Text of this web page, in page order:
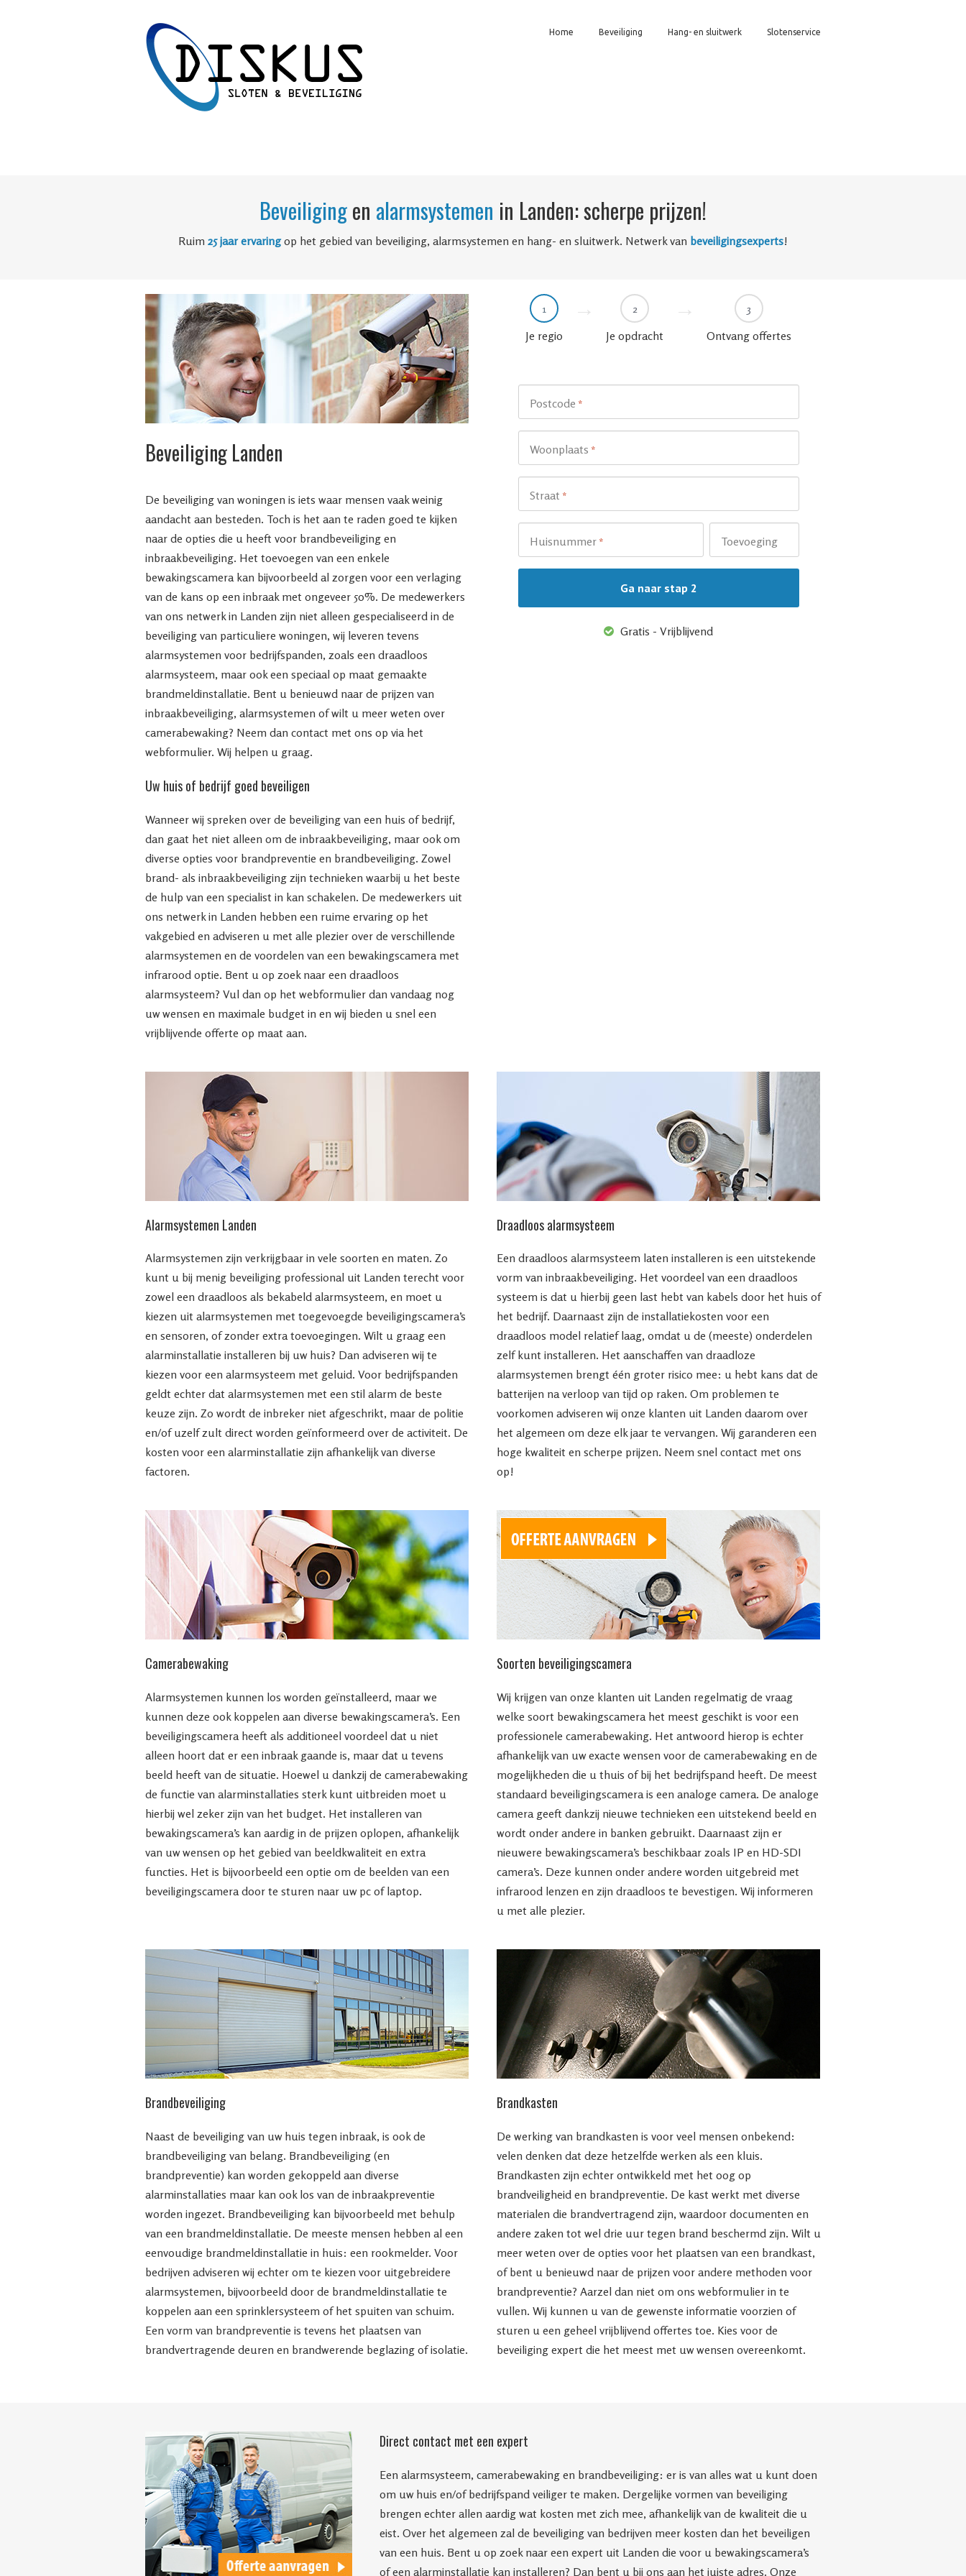
Home Beveiliging Hang- en sluitwerk Slotenservice
Beveiligingen alarmsystemen in Landen: scherpe prijzen!
Ruim 25 jaar ervaringop het gebied van beveiliging, alarmsystemen en hang- en sluitwerk. Netwerk van beveiligingsexperts!
Beveiliging Landen
De beveiliging van woningen is iets waar mensen vaak weinig
aandacht aan besteden. Toch is het aan te raden goed te kijken
naar de opties die u heeft voor brandbeveiliging en
inbraakbeveiliging. Het toevoegen van een enkele
bewakingscamera kan bijvoorbeeld al zorgen voor een verlaging
van de kans op een inbraak met ongeveer 50%. De medewerkers
van ons netwerk in Landen zijn niet alleen gespecialiseerd in de
beveiliging van particuliere woningen, wij leveren tevens
alarmsystemen voor bedrijfspanden, zoals een draadloos
alarmsysteem, maar ook een speciaal op maat gemaakte
brandmeldinstallatie. Bent u benieuwd naar de prijzen van
inbraakbeveiliging, alarmsystemen of wilt u meer weten over
camerabewaking? Neem dan contact met ons op via het
webformulier. Wij helpen u graag.
Uw huis of bedrijf goed beveiligen
Wanneer wij spreken over de beveiliging van een huis of bedrijf,
dan gaat het niet alleen om de inbraakbeveiliging, maar ook om
diverse opties voor brandpreventie en brandbeveiliging. Zowel
brand- als inbraakbeveiliging zijn technieken waarbij u het beste
de hulp van een specialist in kan schakelen. De medewerkers uit
ons netwerk in Landen hebben een ruime ervaring op het
vakgebied en adviseren u met alle plezier over de verschillende
alarmsystemen en de voordelen van een bewakingscamera met
infrarood optie. Bent u op zoek naar een draadloos
alarmsysteem? Vul dan op het webformulier dan vandaag nog
uw wensen en maximale budget in en wij bieden u snel een
vrijblijvende offerte op maat aan.
1
Je regio
2
Je opdracht
3
Ontvang offertes
Postcode *
Woonplaats *
Straat *
Huisnummer * Toevoeging
Gratis - Vrijblijvend
Alarmsystemen Landen
Alarmsystemen zijn verkrijgbaar in vele soorten en maten. Zo
kunt u bij menig beveiliging professional uit Landen terecht voor
zowel een draadloos als bekabeld alarmsysteem, en moet u
kiezen uit alarmsystemen met toegevoegde beveiligingscamera’s
en sensoren, of zonder extra toevoegingen. Wilt u graag een
alarminstallatie installeren bij uw huis? Dan adviseren wij te
kiezen voor een alarmsysteem met geluid. Voor bedrijfspanden
geldt echter dat alarmsystemen met een stil alarm de beste
keuze zijn. Zo wordt de inbreker niet afgeschrikt, maar de politie
en/of uzelf zult direct worden geïnformeerd over de activiteit. De
kosten voor een alarminstallatie zijn afhankelijk van diverse
factoren.
Draadloos alarmsysteem
Een draadloos alarmsysteem laten installeren is een uitstekende
vorm van inbraakbeveiliging. Het voordeel van een draadloos
systeem is dat u hierbij geen last hebt van kabels door het huis of
het bedrijf. Daarnaast zijn de installatiekosten voor een
draadloos model relatief laag, omdat u de (meeste) onderdelen
zelf kunt installeren. Het aanschaffen van draadloze
alarmsystemen brengt één groter risico mee: u hebt kans dat de
batterijen na verloop van tijd op raken. Om problemen te
voorkomen adviseren wij onze klanten uit Landen daarom over
het algemeen om deze elk jaar te vervangen. Wij garanderen een
hoge kwaliteit en scherpe prijzen. Neem snel contact met ons
op!
Camerabewaking
Alarmsystemen kunnen los worden geïnstalleerd, maar we
kunnen deze ook koppelen aan diverse bewakingscamera’s. Een
beveiligingscamera heeft als additioneel voordeel dat u niet
alleen hoort dat er een inbraak gaande is, maar dat u tevens
beeld heeft van de situatie. Hoewel u dankzij de camerabewaking
de functie van alarminstallaties sterk kunt uitbreiden moet u
hierbij wel zeker zijn van het budget. Het installeren van
bewakingscamera’s kan aardig in de prijzen oplopen, afhankelijk
van uw wensen op het gebied van beeldkwaliteit en extra
functies. Het is bijvoorbeeld een optie om de beelden van een
beveiligingscamera door te sturen naar uw pc of laptop.
Soorten beveiligingscamera
Wij krijgen van onze klanten uit Landen regelmatig de vraag
welke soort bewakingscamera het meest geschikt is voor een
professionele camerabewaking. Het antwoord hierop is echter
afhankelijk van uw exacte wensen voor de camerabewaking en de
mogelijkheden die u thuis of bij het bedrijfspand heeft. De meest
standaard beveiligingscamera is een analoge camera. De analoge
camera geeft dankzij nieuwe technieken een uitstekend beeld en
wordt onder andere in banken gebruikt. Daarnaast zijn er
nieuwere bewakingscamera’s beschikbaar zoals IP en HD-SDI
camera’s. Deze kunnen onder andere worden uitgebreid met
infrarood lenzen en zijn draadloos te bevestigen. Wij informeren
u met alle plezier.
Brandbeveiliging
Naast de beveiliging van uw huis tegen inbraak, is ook de
brandbeveiliging van belang. Brandbeveiliging (en
brandpreventie) kan worden gekoppeld aan diverse
alarminstallaties maar kan ook los van de inbraakpreventie
worden ingezet. Brandbeveiliging kan bijvoorbeeld met behulp
van een brandmeldinstallatie. De meeste mensen hebben al een
eenvoudige brandmeldinstallatie in huis: een rookmelder. Voor
bedrijven adviseren wij echter om te kiezen voor uitgebreidere
alarmsystemen, bijvoorbeeld door de brandmeldinstallatie te
koppelen aan een sprinklersysteem of het spuiten van schuim.
Een vorm van brandpreventie is tevens het plaatsen van
brandvertragende deuren en brandwerende beglazing of isolatie.
Brandkasten
De werking van brandkasten is voor veel mensen onbekend:
velen denken dat deze hetzelfde werken als een kluis.
Brandkasten zijn echter ontwikkeld met het oog op
brandveiligheid en brandpreventie. De kast werkt met diverse
materialen die brandvertragend zijn, waardoor documenten en
andere zaken tot wel drie uur tegen brand beschermd zijn. Wilt u
meer weten over de opties voor het plaatsen van een brandkast,
of bent u benieuwd naar de prijzen voor andere methoden voor
brandpreventie? Aarzel dan niet om ons webformulier in te
vullen. Wij kunnen u van de gewenste informatie voorzien of
sturen u een geheel vrijblijvend offertes toe. Kies voor de
beveiliging expert die het meest met uw wensen overeenkomt.
Direct contact met een expert
Een alarmsysteem, camerabewaking en brandbeveiliging: er is van alles wat u kunt doen
om uw huis en/of bedrijfspand veiliger te maken. Dergelijke vormen van beveiliging
brengen echter allen aardig wat kosten met zich mee, afhankelijk van de kwaliteit die u
eist. Over het algemeen zal de beveiliging van bedrijven meer kosten dan het beveiligen
van een huis. Bent u op zoek naar een expert uit Landen die voor u bewakingscamera’s
of een alarminstallatie kan installeren? Dan bent u bij ons aan het juiste adres. Onze